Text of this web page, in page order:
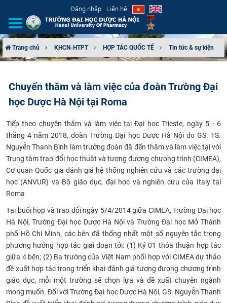
Đăng nhập Liên hệ
CƠ CẤU TỔ CHỨC
ĐÀO TẠO
ĐẢM BẢO CHẤT LƯỢNG
KHOA HỌC CÔNG NGHỆ
HTQT
CỰU NGƯỜI HỌC
Trang chủ KHCN-HTPT HỢP TÁC QUỐC TẾ Tin tức & sự kiện
Chuyến thăm và làm việc của đoàn Trường Đại
học Dược Hà Nội tại Roma
Tiếp theo chuyên thăm và làm việc tại Đại học Trieste, ngày 5 - 6
tháng 4 năm 2018, đoàn Trường Đại học Dược Hà Nội do GS. TS.
Nguyễn Thanh Bình làm trưởng đoàn đã đến thăm và làm việc tại với
Trung tâm trao đổi học thuật và tương đương chương trình (CIMEA),
Cơ quan Quốc gia đánh giá hệ thống nghiên cứu và các trường đại
học (ANVUR) và Bộ giáo dục, đại học và nghiên cứu của Italy tại
Roma
Tại buổi họp và trao đổi ngày 5/4/2014 giữa CIMEA, Trường Đại học
Hà Nội, Trường Đại học Dược Hà Nội và Trường Đại học Mở Thành
phố Hồ Chí Minh, các bên đã thống nhất một số nguyên tắc trong
phương hướng hợp tác giai đoạn tới: (1) Ký 01 thỏa thuận hợp tác
giữa 4 bên; (2) Ba trường của Việt Nam phối hợp với CIMEA dự thảo
đề xuất hợp tác trong triển khai đánh giá tương đương chương trình
giáo dục, mỗi một trường sẽ chọn lựa và đề xuất chuyên ngành
mong muốn. Đối với Trường Đại học Dược Hà Nội, GS. Nguyễn Thanh